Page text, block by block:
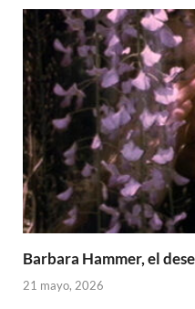
Barbara Hammer, el
21 mayo, 2026